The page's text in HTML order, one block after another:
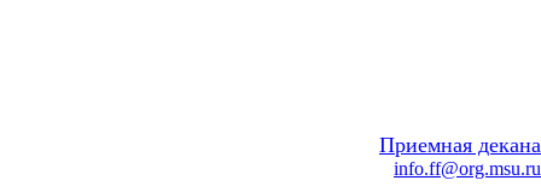
Приемная декана
info.ff@org.msu.ru